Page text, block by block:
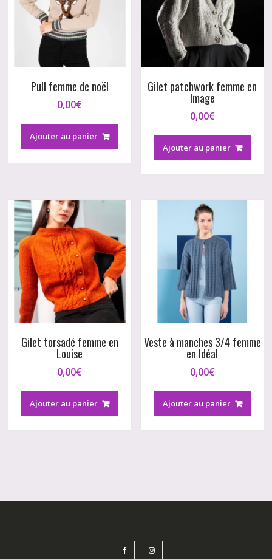
Pull femme de noël
0,00€
Ajouter au panier
Gilet patchwork femme en
Image
0,00€
Ajouter au panier
Gilet torsadé femme en
Louise
0,00€
Ajouter au panier
Veste à manches 3/4 femme
en Idéal
0,00€
Ajouter au panier